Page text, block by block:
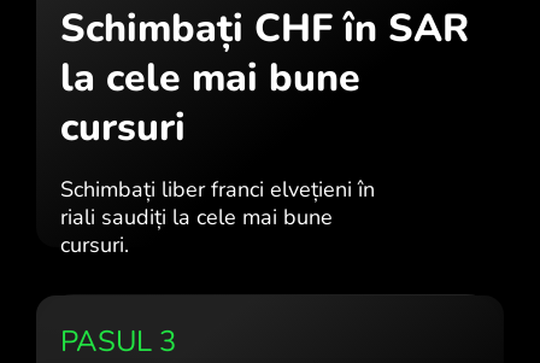
Schimbați CHF în SAR
la cele mai bune
cursuri
Schimbați liber franci elvețieni în
riali saudiți la cele mai bune
cursuri.
PASUL 3